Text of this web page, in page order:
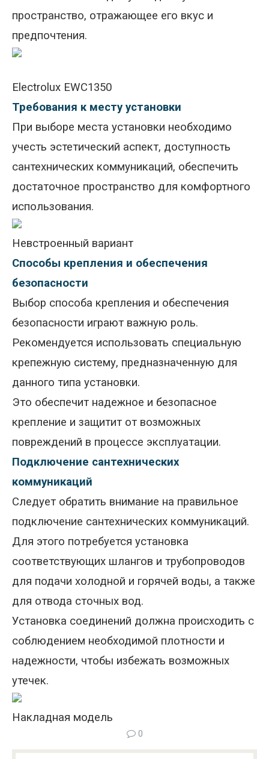
пространство, отражающее его вкус и
предпочтения.
Electrolux EWC1350
Требования к месту установки
При выборе места установки необходимо
учесть эстетический аспект, доступность
сантехнических коммуникаций, обеспечить
достаточное пространство для комфортного
использования.
Невстроенный вариант
Способы крепления и обеспечения
безопасности
Выбор способа крепления и обеспечения
безопасности играют важную роль.
Рекомендуется использовать специальную
крепежную систему, предназначенную для
данного типа установки.
Это обеспечит надежное и безопасное
крепление и защитит от возможных
повреждений в процессе эксплуатации.
Подключение сантехнических
коммуникаций
Следует обратить внимание на правильное
подключение сантехнических коммуникаций.
Для этого потребуется установка
соответствующих шлангов и трубопроводов
для подачи холодной и горячей воды, а также
для отвода сточных вод.
Установка соединений должна происходить с
соблюдением необходимой плотности и
надежности, чтобы избежать возможных
утечек.
Накладная модель
0